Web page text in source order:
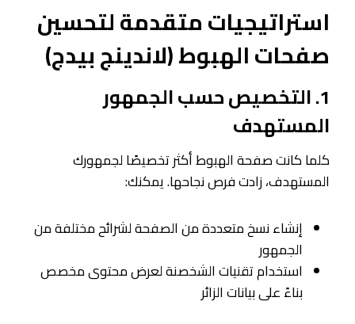
استراتيجيات متقدمة لتحسين
صفحات الهبوط(لاندينج بيدج​)
1. التخصيص حسب الجمهور
المستهدف
كلما كانت صفحة الهبوط أكثر تخصيصًا لجمهورك
المستهدف، زادت فرص نجاحها. يمكنك:
إنشاء نسخ متعددة من الصفحة لشرائح مختلفة من
الجمهور
استخدام تقنيات الشخصنة لعرض محتوى مخصص
بناءً على بيانات الزائر